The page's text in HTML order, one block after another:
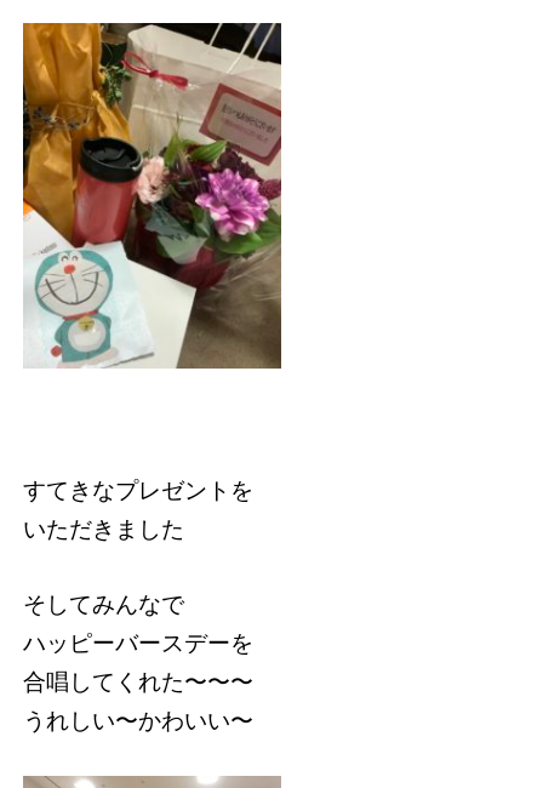
すてきなプレゼントを
いただきました
そしてみんなで
ハッピーバースデーを
合唱してくれた〜〜〜
うれしい〜かわいい〜